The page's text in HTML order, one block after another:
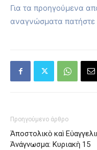
Για τα προηγούμενα
αναγνώσματα
Προηγούμενο άρθρο
Ἀποστολικὸ καὶ
Ἀνάγνωσμα: Κυριακὴ 15